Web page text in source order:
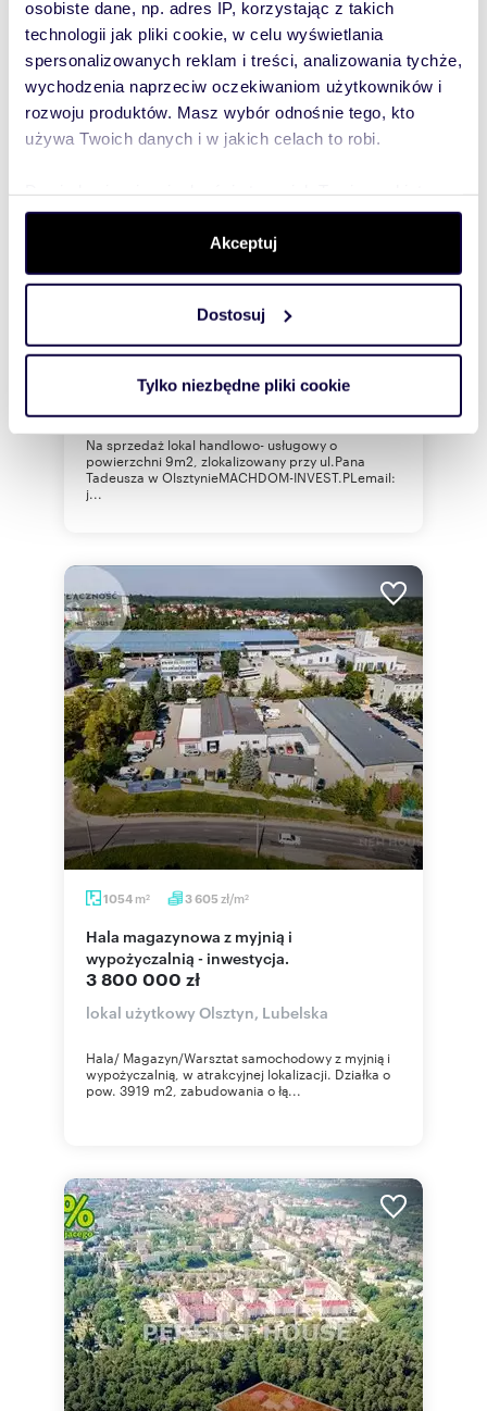
osobiste dane, np. adres IP, korzystając z takich
technologii jak pliki cookie, w celu wyświetlania
spersonalizowanych reklam i treści, analizowania tychże,
wychodzenia naprzeciw oczekiwaniom użytkowników i
rozwoju produktów. Masz wybór odnośnie tego, kto
używa Twoich danych i w jakich celach to robi.
dane są przetwarzane oraz ustaw własne preferencje w
. W Deklaracji plików cookie możesz
zmienić lub wycofać swoją zgodę w dowolnej chwili.
Wykorzystujemy pliki cookie do spersonalizowania treści
i reklam, aby oferować funkcje społecznościowe i
korzystasz z naszej witryny, udostępniamy partnerom
Partnerzy mogą połączyć te informacje z innymi danymi
otrzymanymi od Ciebie lub uzyskanymi podczas
korzystania z ich usług.
Akceptuj
Dostosuj
Tylko niezbędne pliki cookie
9m2 2 878zł/m2
Pana Tadeusza w Olsztynie
lokal użytkowy Olsztyn, Pana Tadeusza
Na sprzedaż lokal handlowo- usługowy o
powierzchni 9m2, zlokalizowany przy ul.Pana
Tadeusza w OlsztynieMACHDOM-INVEST.PLemail:
j...
1054 m2 3 605 zł/m2
Hala magazynowa z myjnią i
wypożyczalnią - inwestycja.
3 800 000 zł
lokal użytkowy Olsztyn, Lubelska
Hala/ Magazyn/Warsztat samochodowy z myjnią i
wypożyczalnią, w atrakcyjnej lokalizacji. Działka o
pow. 3919 m2, zabudowania o łą...